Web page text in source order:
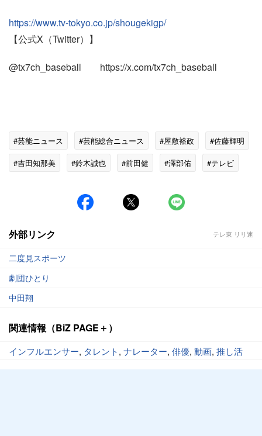
https://www.tv-tokyo.co.jp/shougekigp/
【公式X（Twitter）】
@tx7ch_baseball https://x.com/tx7ch_baseball
#芸能ニュース #芸能総合ニュース #屋敷裕政
#佐藤輝明
#吉田知那美
#鈴木誠也 #前田健 #澤部佑
#テレビ
外部リンク テレ東 リリ速
二度見スポーツ
劇団ひとり
中田翔
関連情報（BiZ PAGE＋）
インフルエンサー, タレント, ナレーター, 俳優, 動画, 推し活